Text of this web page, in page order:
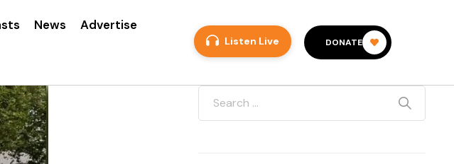
News Advertise
Listen Live DONATE